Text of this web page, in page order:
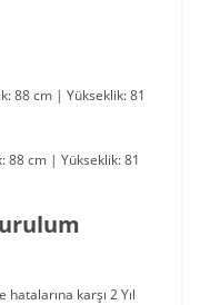
88 cm | Yükseklik: 81
88 cm | Yükseklik: 81
karşı 2 Yıl